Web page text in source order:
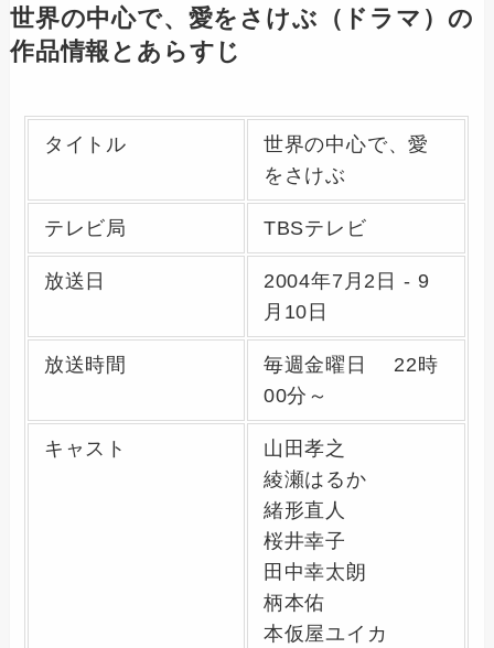
世界の中心で、愛をさけぶ（ドラマ）の
作品情報とあらすじ
タイトル
世界の中心で、愛
をさけぶ
テレビ局 TBSテレビ
放送日
2004年7月2日 - 9
月10日
放送時間
毎週金曜日 22時
00分～
キャスト
山田孝之
綾瀬はるか
緒形直人
桜井幸子
田中幸太朗
柄本佑
本仮屋ユイカ